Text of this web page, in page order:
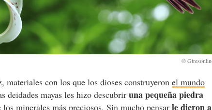
materiales con los que los dioses construyeronel mundo
deidades mayas les hizo descubrir una pequeña piedra
los minerales más preciosos. Sin mucho pensarle dieron a